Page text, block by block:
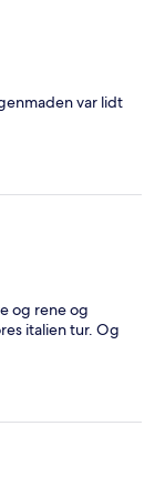
var lidt
og rene og
italien tur. Og